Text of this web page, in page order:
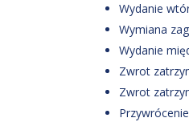
Wydanie
Wymiana
Wydanie
Zwrot
Zwrot